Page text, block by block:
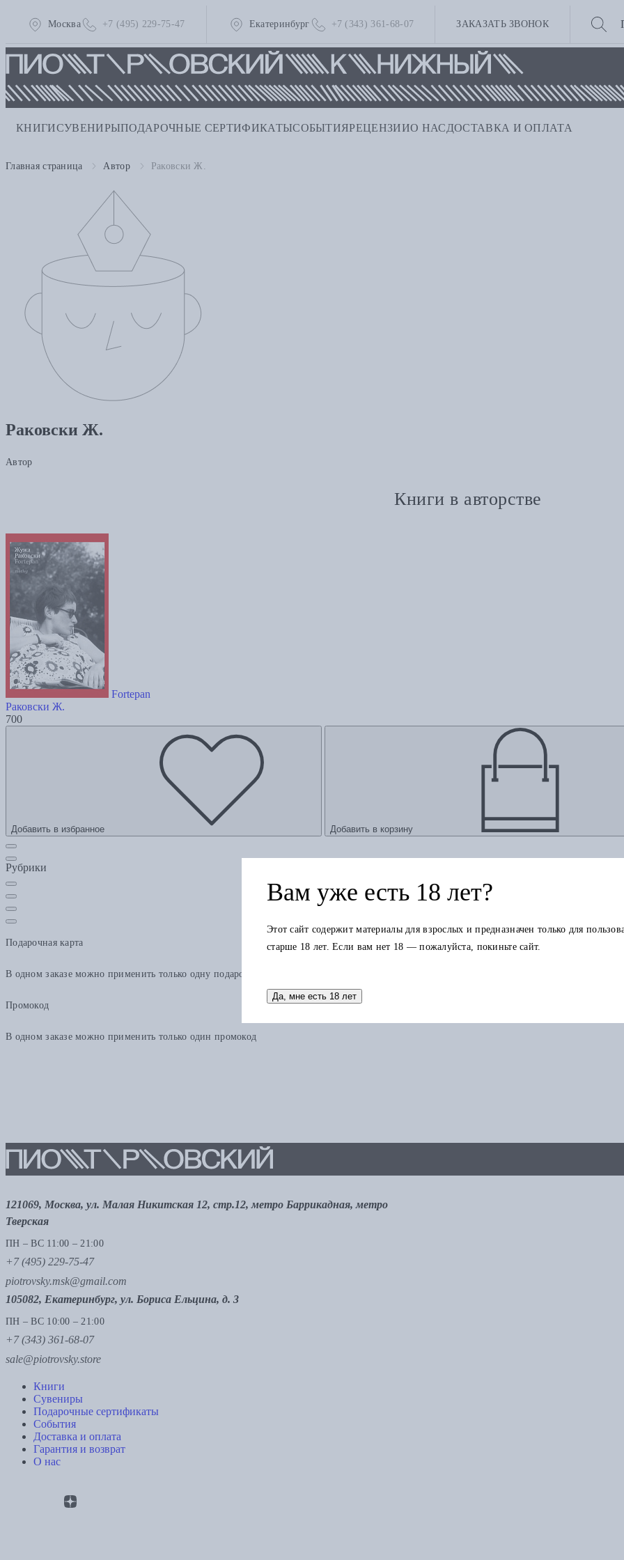
Москва +7 (495) 229-75-47 Екатеринбург +7 (343) 361-68-07 ЗАКАЗАТЬ ЗВОНОК
КНИГИСУВЕНИРЫПОДАРОЧНЫЕ СЕРТИФИКАТЫСОБЫТИЯРЕЦЕНЗИИО НАС ДОСТАВКА И ОПЛАТА
Главная страница Автор Раковски Ж.
Раковски Ж.
Автор
Книги в авторстве
Fortepan
Раковски Ж.
700
Добавить в избранное Добавить в корзину
Рубрики
Подарочная карта
В одном заказе можно применить только одну подарочную карту. Остаток по карте можно использовать в других заказах.
Промокод
В одном заказе можно применить только один промокод
121069, Москва, ул. Малая Никитская 12, стр.12, метро Баррикадная, метро
Тверская
ПН – ВС 11:00 – 21:00
+7 (495) 229-75-47
piotrovsky.msk@gmail.com
105082, Екатеринбург, ул. Бориса Ельцина, д. 3
ПН – ВС 10:00 – 21:00
+7 (343) 361-68-07
sale@piotrovsky.store
Книги
Сувениры
Подарочные сертификаты
События
Доставка и оплата
Гарантия и возврат
О нас
Вам уже есть 18 лет?
Этот сайт содержит материалы для взрослых и предназначен только для
старше 18 лет. Если вам нет 18 — пожалуйста, покиньте сайт.
Да, мне есть 18 лет